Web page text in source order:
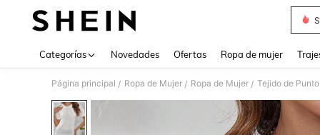
Categorías Novedades Ofertas Ropa de mujer
Página principal / Ropa de Mujer / Ropa de Mujer / Tejido de